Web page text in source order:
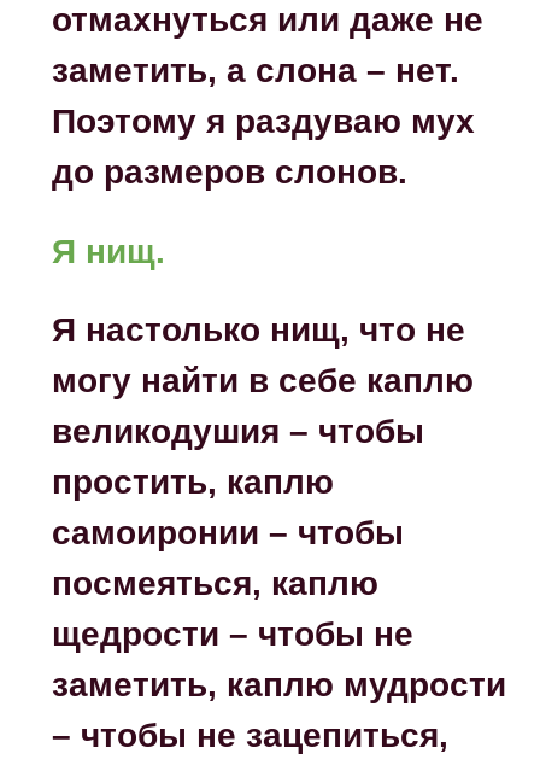
отмахнуться или даже не
заметить, а слона – нет.
Поэтому я раздуваю мух
до размеров слонов.
Я нищ.
Я настолько нищ, что не
могу найти в себе каплю
великодушия – чтобы
простить, каплю
самоиронии – чтобы
посмеяться, каплю
щедрости – чтобы не
заметить, каплю мудрости
– чтобы не зацепиться,